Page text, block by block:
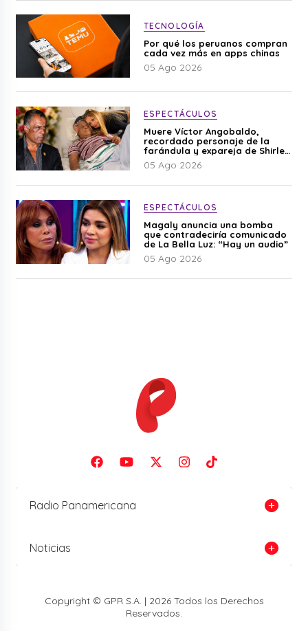
TECNOLOGÍA
Por qué los peruanos compran
cada vez más en apps chinas
05 Ago 2026
ESPECTÁCULOS
Muere Víctor Angobaldo,
recordado personaje de la
farándula y expareja de Shirley
Cherres
05 Ago 2026
ESPECTÁCULOS
Magaly anuncia una bomba
que contradeciría comunicado
de La Bella Luz: “Hay un audio”
05 Ago 2026
Radio Panamericana
Noticias
Copyright © GPR S.A. | 2026 Todos los Derechos
Reservados.